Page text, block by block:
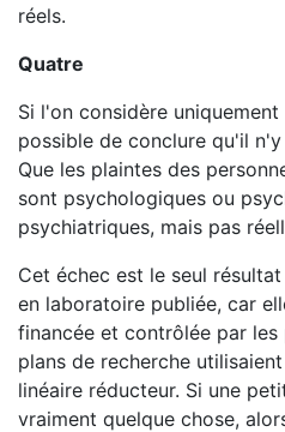
réels.
Quatre
Si l'on considère
possible de conclure qu'il
Que les plaintes des
sont psychologiques ou
psychiatriques, mais pas
Cet échec est le seul
en laboratoire publiée, car
financée et contrôlée par
plans de recherche
linéaire réducteur. Si une
vraiment quelque chose,